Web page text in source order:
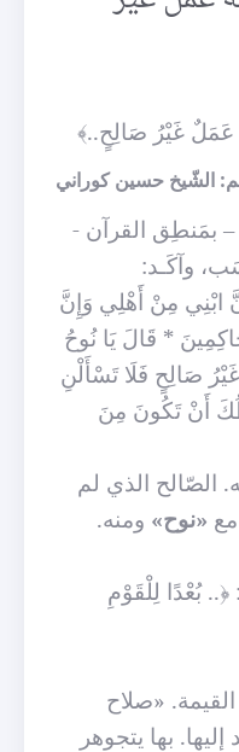
عَمَلٌ غَيْرُ صَالِحٍ..﴾
الشّيخ حسين كوراني
بمَنطِق القرآن -
وآكَـد:
ابْنِي مِنْ أَهْلِي وَإِنَّ
* قَالَ يَا نُوحُ
صَالِحٍ فَلَا تَسْأَلْنِ
أَنْ تَكُونَ مِنَ
الصّالح الذي لم
«نوح» ومنه.
بُعْدًا لِلْقَوْمِ
«صلاح
بها يتجوهر